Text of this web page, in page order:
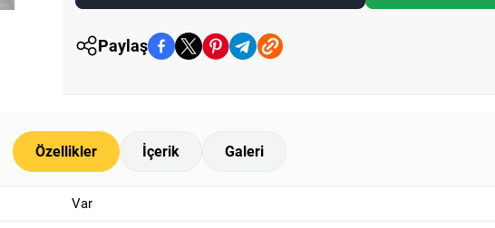
Paylaş
Özellikler İçerik Galeri
Var